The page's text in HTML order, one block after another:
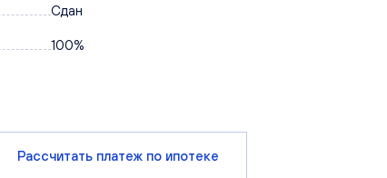
Сдан
100%
Рассчитать платеж по ипотеке